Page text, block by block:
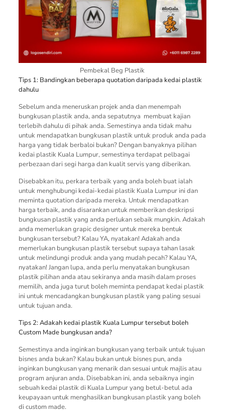
Pembekal Beg Plastik
Tips 1: Bandingkan beberapa quotation daripada kedai plastik
dahulu
Sebelum anda meneruskan projek anda dan menempah
bungkusan plastik anda, anda sepatutnya membuat kajian
terlebih dahulu di pihak anda. Semestinya anda tidak mahu
untuk mendapatkan bungkusan plastik untuk produk anda pada
harga yang tidak berbaloi bukan? Dengan banyaknya pilihan
kedai plastik Kuala Lumpur, semestinya terdapat pelbagai
perbezaan dari segi harga dan kualit servis yang diberikan.
Disebabkan itu, perkara terbaik yang anda boleh buat ialah
untuk menghubungi kedai-kedai plastik Kuala Lumpur ini dan
meminta quotation daripada mereka. Untuk mendapatkan
harga terbaik, anda disarankan untuk memberikan deskripsi
bungkusan plastik yang anda perlukan sebaik mungkin. Adakah
anda memerlukan grapic designer untuk mereka bentuk
bungkusan tersebut? Kalau YA, nyatakan! Adakah anda
memerlukan bungkusan plastik tersebut supaya tahan lasak
untuk melindungi produk anda yang mudah pecah? Kalau YA,
nyatakan! Jangan lupa, anda perlu menyatakan bungkusan
plastik pilihan anda atau sekiranya anda masih dalam proses
memilih, anda juga turut boleh meminta pendapat kedai plastik
ini untuk mencadangkan bungkusan plastik yang paling sesuai
untuk tujuan anda.
Tips 2: Adakah kedai plastik Kuala Lumpur tersebut boleh
Custom Made bungkusan anda?
Semestinya anda inginkan bungkusan yang terbaik untuk tujuan
bisnes anda bukan? Kalau bukan untuk bisnes pun, anda
inginkan bungkusan yang menarik dan sesuai untuk majlis atau
program anjuran anda. Disebabkan ini, anda sebaiknya ingin
sebuah kedai plastik di Kuala Lumpur yang betul-betul ada
keupayaan untuk menghasilkan bungkusan plastik yang boleh
di custom made.